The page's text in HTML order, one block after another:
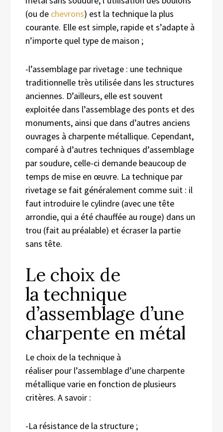
(ou de chevrons) est la technique la plus
courante. Elle est simple, rapide et s’adapte à
n’importe quel type de maison ;
-l’assemblage par rivetage : une technique
traditionnelle très utilisée dans les structures
anciennes. D’ailleurs, elle est souvent
exploitée dans l’assemblage des ponts et des
monuments, ainsi que dans d’autres anciens
ouvrages à charpente métallique. Cependant,
comparé à d’autres techniques d’assemblage
par soudure, celle-ci demande beaucoup de
temps de mise en œuvre. La technique par
rivetage se fait généralement comme suit : il
faut introduire le cylindre (avec une tête
arrondie, qui a été chauffée au rouge) dans un
trou (fait au préalable) et écraser la partie
sans tête.
Le choix de
la technique
d’assemblage d’une
charpente en métal
Le choix de la technique à
réaliser pour l’assemblage d’une charpente
métallique varie en fonction de plusieurs
critères. A savoir :
-La résistance de la structure ;